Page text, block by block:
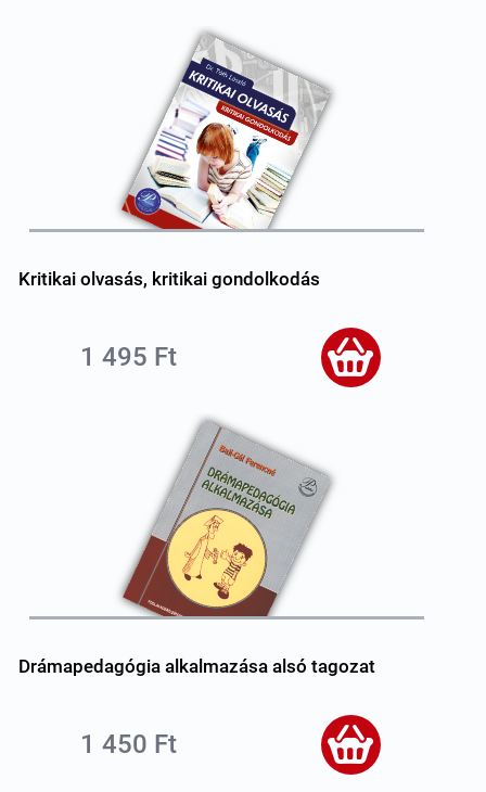
Kritikai olvasás, kritikai gondolkodás
1 495 Ft
Drámapedagógia alkalmazása alsó tagozat
1 450 Ft